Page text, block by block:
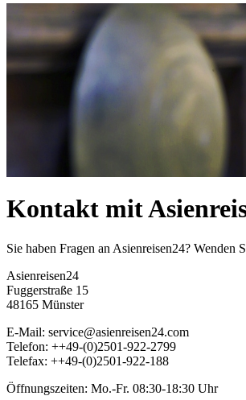
Kontakt mit
Sie haben Fragen an Asienreisen24? Wenden
Asienreisen24
Fuggerstraße 15
48165 Münster
E-Mail: service@asienreisen24.com
Telefon: ++49-(0)2501-922-2799
Telefax: ++49-(0)2501-922-188
Öffnungszeiten: Mo.-Fr. 08:30-18:30 Uhr